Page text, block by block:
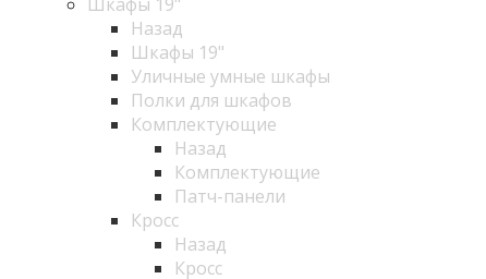
Шкафы 19"
Назад
Шкафы 19"
Уличные умные шкафы
Полки для шкафов
Комплектующие
Назад
Комплектующие
Патч-панели
Кросс
Назад
Кросс